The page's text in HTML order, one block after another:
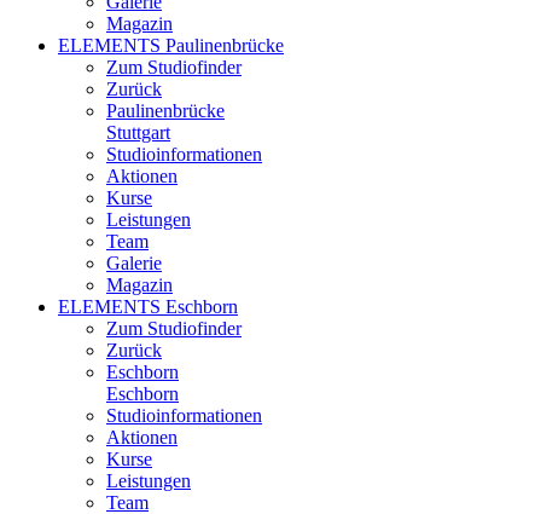
Magazin
ELEMENTS Paulinenbrücke
Zum Studiofinder
Zurück
Paulinen­brücke
Stuttgart
Studioinformationen
Aktionen
Kurse
Leistungen
Team
Galerie
Magazin
ELEMENTS Eschborn
Zum Studiofinder
Zurück
Esch­born
Eschborn
Studioinformationen
Aktionen
Kurse
Leistungen
Team